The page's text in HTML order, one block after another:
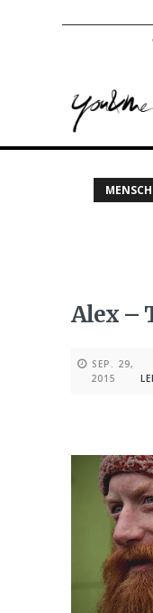
Alex –
SEP. 29,
2015